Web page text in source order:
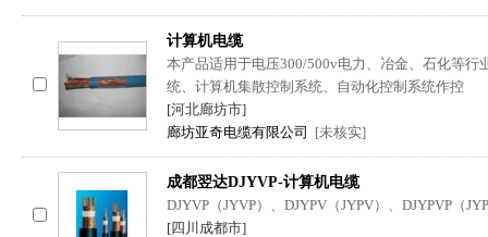
计算机电缆
本产品适用于电压300/500v电力、冶金、石化等行
统、计算机集散控制系统、自动化控制系统作控
[河北廊坊市]
廊坊亚奇电缆有限公司
[未核实]
成都翌达DJYVP-计算机电缆
DJYVP（JYVP）、DJYPV（JYPV）、DJYPVP（
[四川成都市]